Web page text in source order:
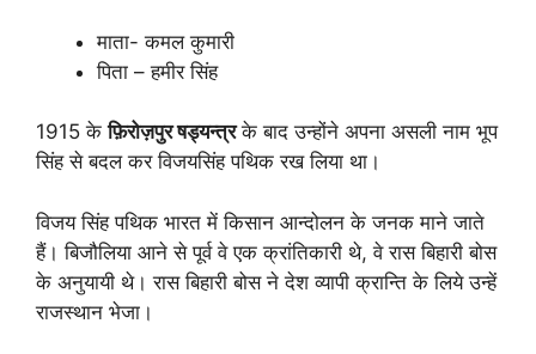
माता- कमल कुमारी
पिता – हमीर सिंह
1915 केफ़िरोज़पुर षड्यन्त्रके बाद उन्होंने अपना असली नाम भूप
सिंह से बदल कर विजयसिंह पथिक रख लिया था।
विजय सिंह पथिक भारत में किसान आन्दोलन के जनक माने जाते
हैं। बिजौलिया आने से पूर्व वे एक क्रांतिकारी थे, वे रास बिहारी बोस
के अनुयायी थे। रास बिहारी बोस ने देश व्यापी क्रान्ति के लिये उन्हें
राजस्थान भेजा।